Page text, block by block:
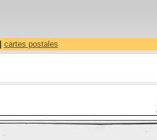
cartes postales